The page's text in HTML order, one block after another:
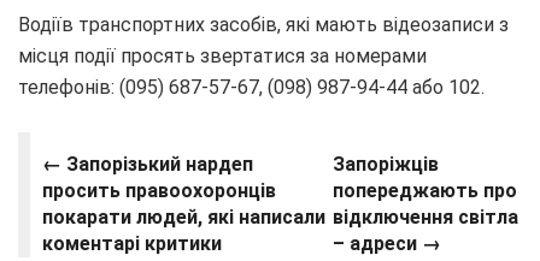
Водіїв транспортних засобів, які мають відеозаписи з
місця події просять звертатися за номерами
телефонів: (095) 687-57-67, (098) 987-94-44 або 102.
← Запорізький нардеп
просить правоохоронців
покарати людей, які написали
коментарі критики
Запоріжців
попереджають про
відключення світла
– адреси →